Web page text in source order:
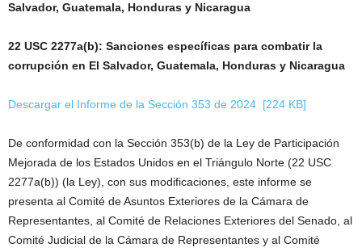
Salvador, Guatemala, Honduras y Nicaragua
22 USC 2277a(b): Sanciones específicas para combatir la
corrupción en El Salvador, Guatemala, Honduras y Nicaragua
Descargar el Informe de la Sección 353 de 2024 [224 KB]
De conformidad con la Sección 353(b) de la Ley de Participación
Mejorada de los Estados Unidos en el Triángulo Norte (22 USC
2277a(b)) (la Ley), con sus modificaciones, este informe se
presenta al Comité de Asuntos Exteriores de la Cámara de
Representantes, al Comité de Relaciones Exteriores del Senado, al
Comité Judicial de la Cámara de Representantes y al Comité